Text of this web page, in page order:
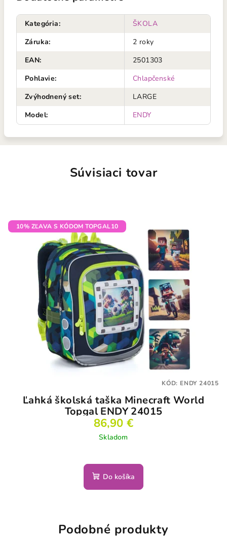
Kategória:
ŠKOLA
Záruka:
2 roky
EAN:
2501303
Pohlavie:
Chlapčenské
Zvýhodnený set:
LARGE
Model: ENDY
Súvisiaci tovar
10% ZĽAVA S KÓDOM TOPGAL10
Ľahká školská taška Minecraft World
Topgal ENDY 24015
86,90 €
Skladom
hodnotenie
produktu
hviezdičiek.
Do košíka
KÓD: ENDY 24015
Podobné produkty